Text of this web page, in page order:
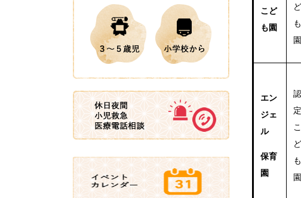
こど
も園
ど
も
園
エン
ジェ
ル
保育
園
​認
定
こ
ど
も
園